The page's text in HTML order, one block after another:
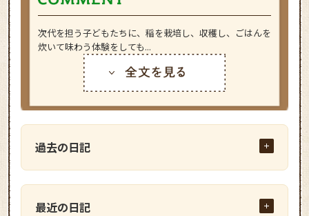
次代を担う子どもたちに、稲を栽培し、収穫し、ごはんを
炊いて味わう体験をしても...
過去の日記
最近の日記